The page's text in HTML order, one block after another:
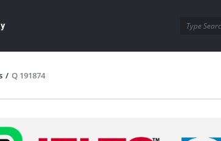
/ Q 191874